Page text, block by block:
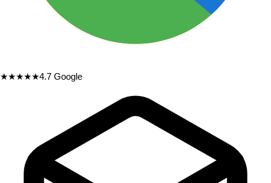
★★★★★4.7 Google